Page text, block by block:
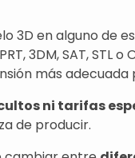
3D en alguno de
3DM, SAT, STL
más adecuada
ni tarifas
de producir.